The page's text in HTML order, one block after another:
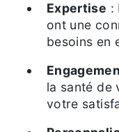
Expertise :
ont une
besoins en
la santé de
votre